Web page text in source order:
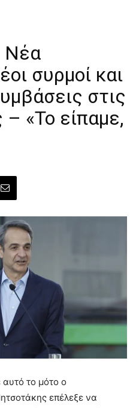
Νέα
συρμοί και
στις
– «Το είπαμε,
το μότο ο
επέλεξε να